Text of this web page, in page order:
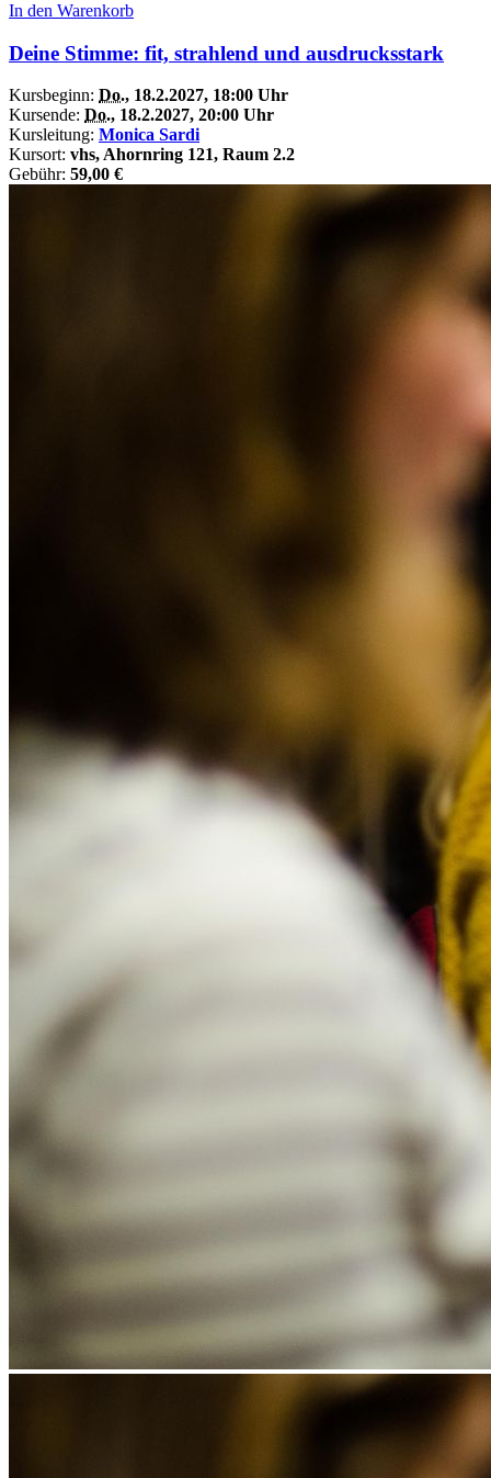
In den Warenkorb
Deine Stimme: fit, strahlend und ausdrucksstark
Kursbeginn: Do., 18.2.2027, 18:00 Uhr
Kursende: Do., 18.2.2027, 20:00 Uhr
Kursleitung: Monica Sardi
Kursort: vhs, Ahornring 121, Raum 2.2
Gebühr: 59,00 €